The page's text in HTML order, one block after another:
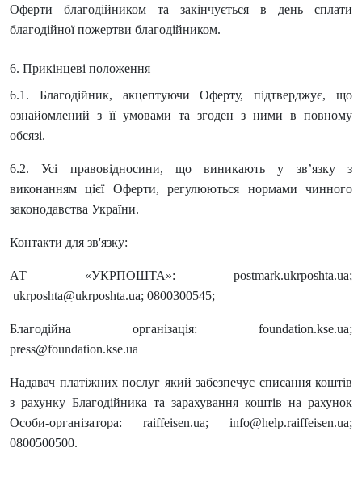
Оферти благодійником та закінчується в день сплати
благодійної пожертви благодійником.
6. Прикінцеві положення
6.1. Благодійник, акцептуючи Оферту, підтверджує, що
ознайомлений з її умовами та згоден з ними в повному
обсязі.
6.2. Усі правовідносини, що виникають у зв’язку з
виконанням цієї Оферти, регулюються нормами чинного
законодавства України.
Контакти для зв'язку:
АТ «УКРПОШТА»: postmark.ukrposhta.ua;
ukrposhta@ukrposhta.ua; 0800300545;
Благодійна організація: foundation.kse.ua;
press@foundation.kse.ua
Надавач платіжних послуг який забезпечує списання коштів
з рахунку Благодійника та зарахування коштів на рахунок
Особи-організатора: raiffeisen.ua; info@help.raiffeisen.ua;
0800500500.